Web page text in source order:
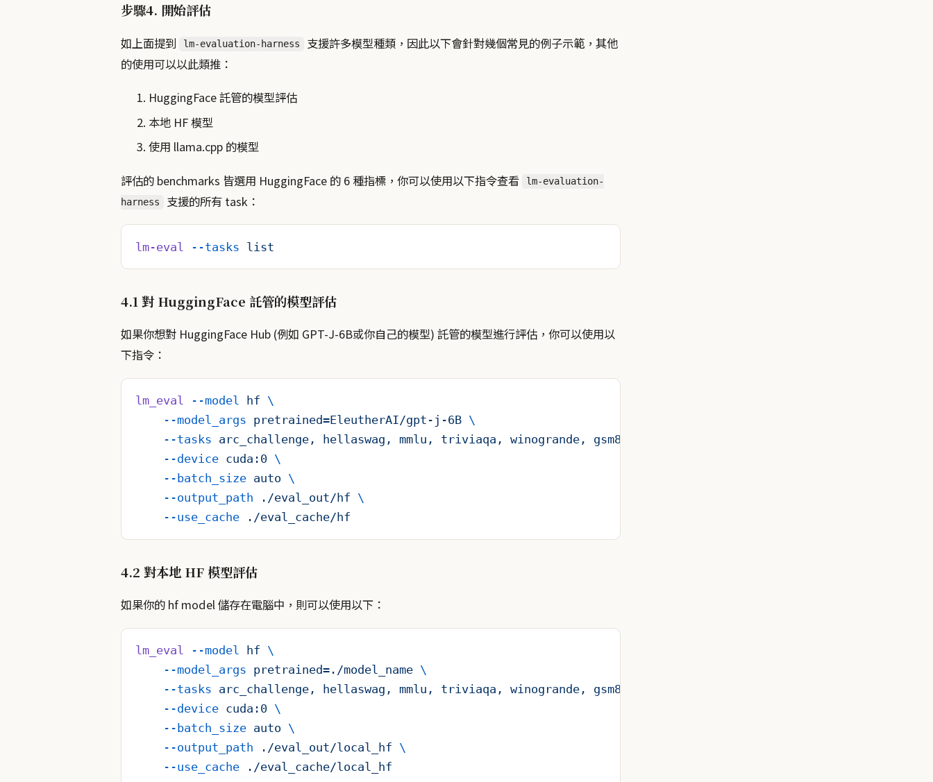
步驟4. 開始評估
如上面提到 lm-evaluation-harness
支援許多模型種類，因此以下會針對幾個常見的例子示範，其他
的使用可以以此類推：
HuggingFace 託管的模型評估
本地 HF 模型
使用 llama.cpp 的模型
評估的 benchmarks 皆選用 HuggingFace 的 6 種指標，你可以使用以下指令查看
lm-evaluation-
harness
支援的所有 task：
lm-eval --tasks list
4.1 對 HuggingFace 託管的模型評估
如果你想對 HuggingFace Hub (例如 GPT-J-6B或你自己的模型) 託管的模型進行評估，你可以使用以
下指令：
lm_eval --model hf \
    --model_args
pretrained=EleutherAI/gpt-j-6B \
    --tasks
arc_challenge, hellaswag, mmlu, triviaqa, winogrande, gsm8k
    --device
cuda:0 \
    --batch_size
auto \
    --output_path
./eval_out/hf \
    --use_cache
./eval_cache/hf
4.2 對本地 HF 模型評估
如果你的 hf model 儲存在電腦中，則可以使用以下：
lm_eval --model hf \
    --model_args
pretrained=./model_name \
    --tasks
arc_challenge, hellaswag, mmlu, triviaqa, winogrande, gsm8k
    --device
cuda:0 \
    --batch_size
auto \
    --output_path
./eval_out/local_hf \
    --use_cache
./eval_cache/local_hf